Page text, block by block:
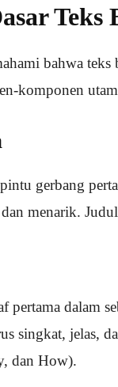
Teks
bahwa
komponen
gerbang
menarik.
pertama dalam
singkat, jelas,
dan How).